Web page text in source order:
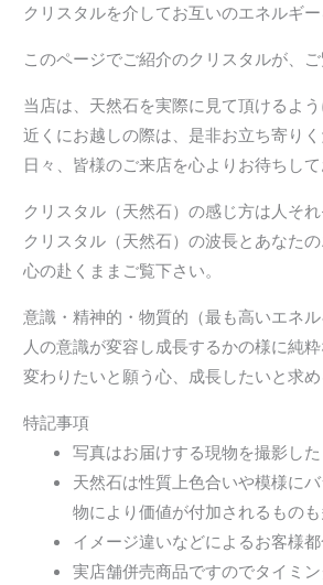
クリスタルを介してお互いのエネルギ
このページでご紹介のクリスタルが、
当店は、天然石を実際に見て頂けるよ
近くにお越しの際は、是非お立ち寄りく
日々、皆様のご来店を心よりお待ちして
クリスタル（天然石）の感じ方は人それ
クリスタル（天然石）の波長とあなた
心の赴くままご覧下さい。
意識・精神的・物質的（最も高いエネ
人の意識が変容し成長するかの様に純
変わりたいと願う心、成長したいと求
特記事項
写真はお届けする現物を撮影した
天然石は性質上色合いや模様に
物により価値が付加されるもの
イメージ違いなどによるお客様
実店舗併売商品ですのでタイミ